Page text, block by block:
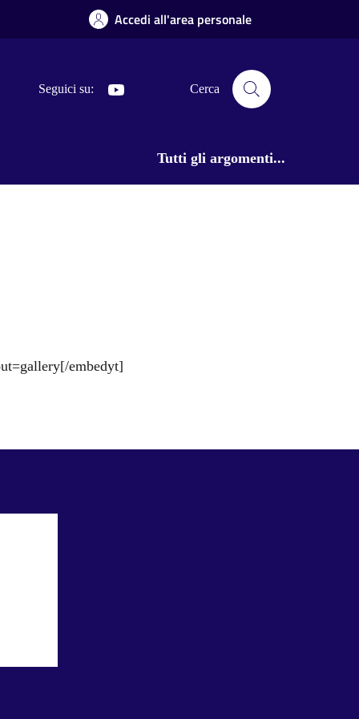
Accedi all'area personale
Seguici su: Cerca
Tutti gli argomenti...
embedyt]